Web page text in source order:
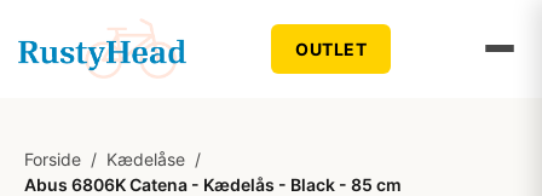
OUTLET
Forside / Kædelåse /
Abus 6806K Catena - Kædelås - Black - 85 cm